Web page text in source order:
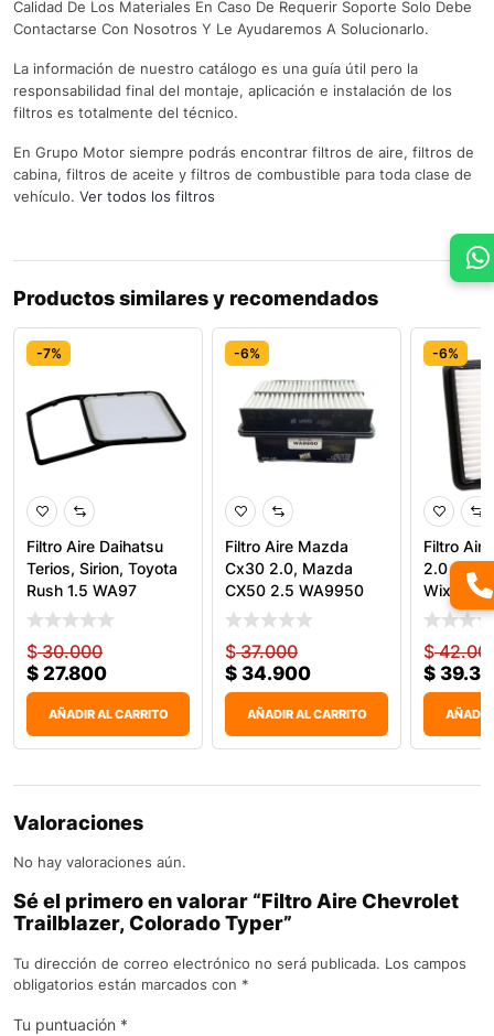
Calidad De Los Materiales En Caso De Requerir Soporte Solo Debe
Contactarse Con Nosotros Y Le Ayudaremos A Solucionarlo.
La información de nuestro catálogo es una guía útil pero la
responsabilidad final del montaje, aplicación e instalación de los
filtros es totalmente del técnico.
En Grupo Motor siempre podrás encontrar filtros de aire, filtros de
cabina, filtros de aceite y filtros de combustible para toda clase de
vehículo. Ver todos los filtros
Productos similares y recomendados
-7%
Filtro Aire Daihatsu
Terios, Sirion, Toyota
Rush 1.5 WA97
$30.000
$ 27.800
AÑADIR AL CARRITO
-6%
Filtro Aire Mazda
Cx30 2.0, Mazda
CX50 2.5 WA9950
Wix
$37.000
$ 34.900
AÑADIR AL CARRITO
-6%
Filtro
2.0 2016
Wix
$
$
AÑADIR
Valoraciones
No hay valoraciones aún.
Sé el primero en valorar “Filtro Aire Chevrolet
Trailblazer, Colorado Typer”
Tu dirección de correo electrónico no será publicada. Los campos
obligatorios están marcados con *
Tu puntuación *